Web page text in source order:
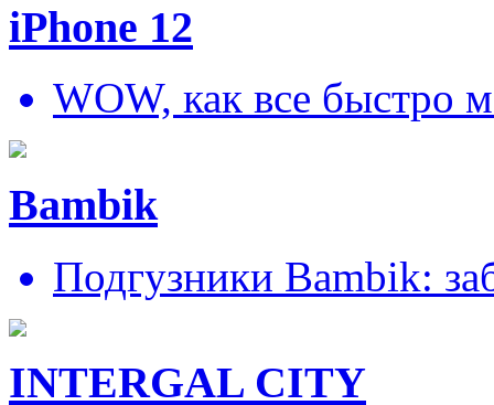
iPhone 12
WOW, как все быстро
Bambik
Подгузники Bambik:
INTERGAL CITY